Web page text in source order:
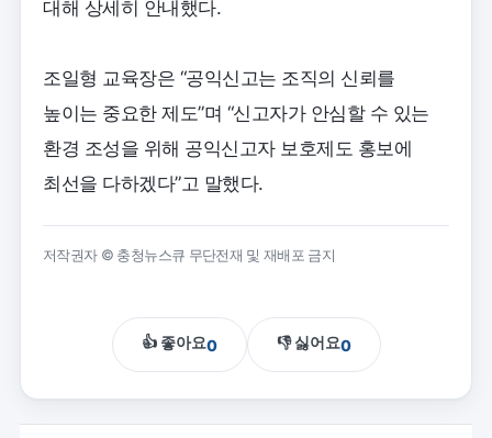
대해 상세히 안내했다.
조일형 교육장은 “공익신고는 조직의 신뢰를
높이는 중요한 제도”며 “신고자가 안심할 수 있는
환경 조성을 위해 공익신고자 보호제도 홍보에
최선을 다하겠다”고 말했다.
저작권자 © 충청뉴스큐 무단전재 및 재배포 금지
👍 좋아요0 👎 싫어요0